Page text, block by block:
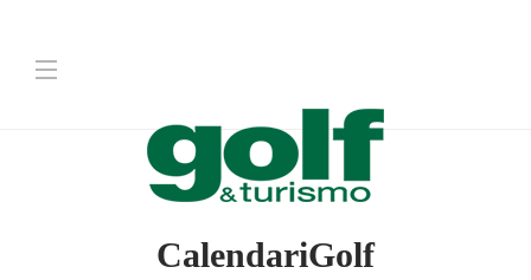
CalendariGolf